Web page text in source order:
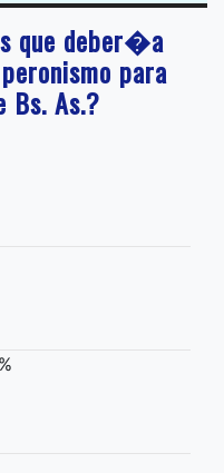
que deber�a
para
Bs. As.?